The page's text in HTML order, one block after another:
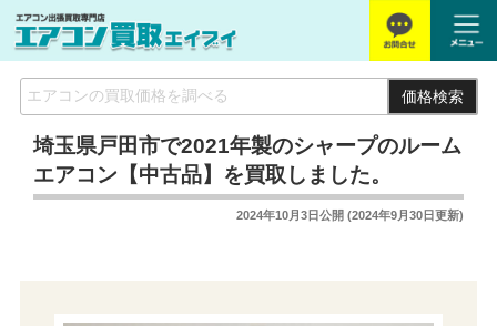
価格検索
埼玉県戸田市で2021年製のシャープのルーム
エアコン【中古品】を買取しました。
2024年10月3日公開 (2024年9月30日更新)